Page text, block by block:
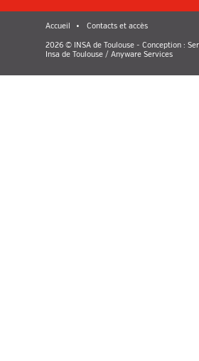
Accueil Contacts et accès
2026 © INSA de Toulouse - Conception :
Insa de Toulouse / Anyware Services